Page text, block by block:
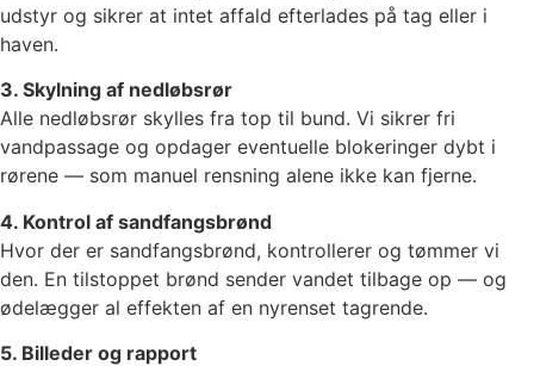
udstyr og sikrer at intet affald efterlades på tag eller i
haven.
3. Skylning af nedløbsrør
Alle nedløbsrør skylles fra top til bund. Vi sikrer fri
vandpassage og opdager eventuelle blokeringer dybt i
rørene — som manuel rensning alene ikke kan fjerne.
4. Kontrol af sandfangsbrønd
Hvor der er sandfangsbrønd, kontrollerer og tømmer vi
den. En tilstoppet brønd sender vandet tilbage op — og
ødelægger al effekten af en nyrenset tagrende.
5. Billeder og rapport